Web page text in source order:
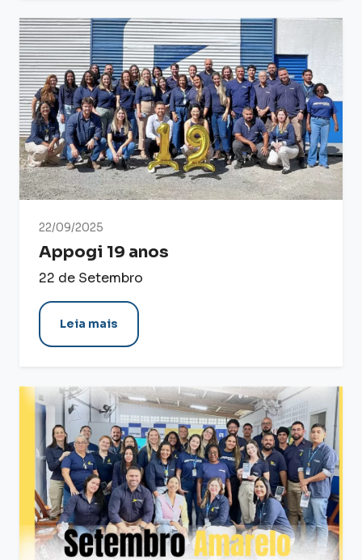
22/09/2025
Appogi 19 anos
22 de Setembro
Leia mais